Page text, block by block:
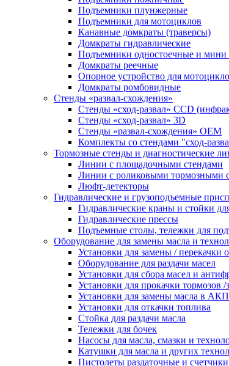
Подъемники плунжерные
Подъемники для мотоциклов
Канавные домкраты (траверсы)
Домкраты гидравлические
Подъемники одностоечные и мини
Домкраты реечные
Опорное устройство для
Домкраты ромбовидные
Стенды «развал-схождения»
Стенды «сход-развал» CCD
Стенды «сход-развал» 3D
Стенды «развал-схождения» ОЕМ
Комплекты со стендами "сход-
Тормозные стенды и диагностические
Линии с площадочными стендами
Линии с роликовыми тормозными
Люфт-детекторы
Гидравлические и грузоподъемные
Гидравлические краны и стойки
Гидравлические прессы
Подъемные столы, тележки для
Оборудование для замены масла и
Установки для замены /
Оборудование для раздачи масел
Установки для сбора масел и
Установки для прокачки тормозов
Установки для замены масла в
Установки для откачки топлива
Стойка для раздачи масла
Тележки для бочек
Насосы для масла, смазки и
Катушки для масла и других
Пистолеты раздаточные и счетчики